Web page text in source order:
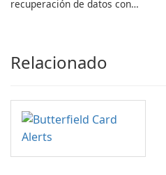
recuperación de datos con
Relacionado